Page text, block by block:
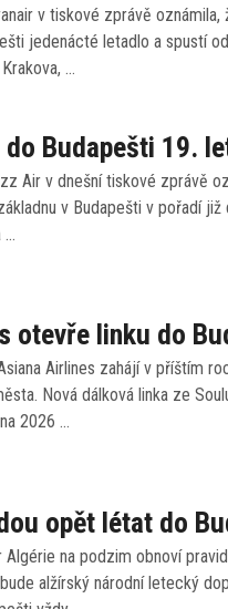
v tiskové zprávě oznámila,
jedenácté letadlo a spustí
…
Budapešti 19.
Air v dnešní tiskové zprávě
v Budapešti v pořadí již
otevře linku do
Airlines zahájí v příštím
Nová dálková linka ze
2026 …
opět létat do
na podzim obnoví
alžírský národní letecký